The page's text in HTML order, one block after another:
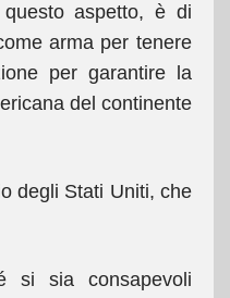
aspetto, è di
arma per tenere
per garantire la
del continente
degli Stati Uniti, che
si sia consapevoli